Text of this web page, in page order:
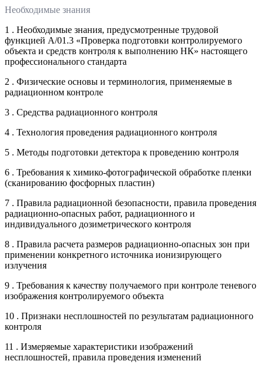
Необходимые знания
1 . Необходимые знания, предусмотренные трудовой
функцией А/01.3 «Проверка подготовки контролируемого
объекта и средств контроля к выполнению НК» настоящего
профессионального стандарта
2 . Физические основы и терминология, применяемые в
радиационном контроле
3 . Средства радиационного контроля
4 . Технология проведения радиационного контроля
5 . Методы подготовки детектора к проведению контроля
6 . Требования к химико-фотографической обработке пленки
(сканированию фосфорных пластин)
7 . Правила радиационной безопасности, правила проведения
радиационно-опасных работ, радиационного и
индивидуального дозиметрического контроля
8 . Правила расчета размеров радиационно-опасных зон при
применении конкретного источника ионизирующего
излучения
9 . Требования к качеству получаемого при контроле теневого
изображения контролируемого объекта
10 . Признаки несплошностей по результатам радиационного
контроля
11 . Измеряемые характеристики изображений
несплошностей, правила проведения изменений